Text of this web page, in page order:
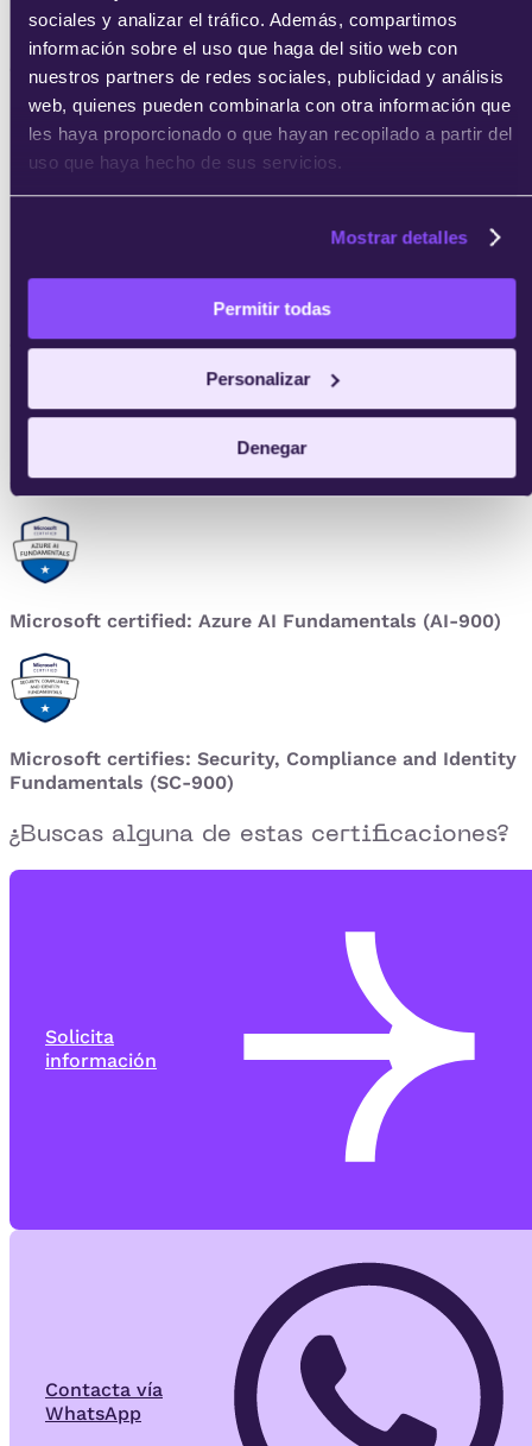
sociales y analizar el tráfico. Además, compartimos
información sobre el uso que haga del sitio web con
nuestros partners de redes sociales, publicidad y análisis
web, quienes pueden combinarla con otra información que
les haya proporcionado o que hayan recopilado a partir del
uso que haya hecho de sus servicios.
Mostrar detalles
Permitir todas
Personalizar
Denegar
CMS Hub for Marketers Certified
Google Adwords Certification
Google Analytics Certification
Microsoft certified: Azure AI Fundamentals (AI-900)
Microsoft certifies: Security, Compliance and Identity
Fundamentals (SC-900)
¿Buscas alguna de estas certificaciones?
Solicita
información
Contacta vía
WhatsApp